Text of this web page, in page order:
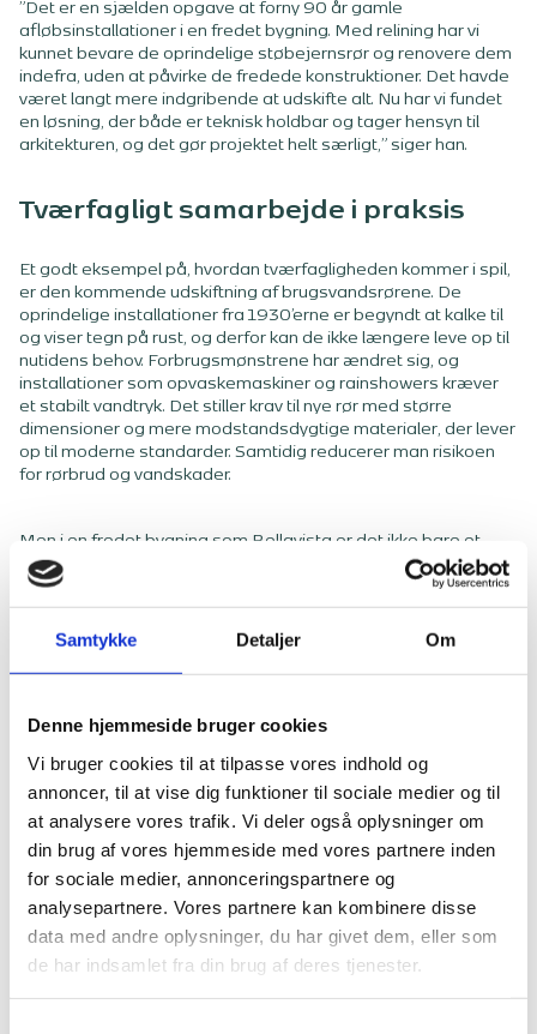
Samtykke Detaljer Om
Denne hjemmeside bruger cookies
Vi bruger cookies til at tilpasse vores indhold og
annoncer, til at vise dig funktioner til sociale medier og til
at analysere vores trafik. Vi deler også oplysninger om
din brug af vores hjemmeside med vores partnere inden
for sociale medier, annonceringspartnere og
analysepartnere. Vores partnere kan kombinere disse
data med andre oplysninger, du har givet dem, eller som
de har indsamlet fra din brug af deres tjenester.
”Det er en sjælden opgave at forny 90 år gamle
afløbsinstallationer i en fredet bygning. Med relining har vi
kunnet bevare de oprindelige støbejernsrør og renovere dem
indefra, uden at påvirke de fredede konstruktioner. Det havde
været langt mere indgribende at udskifte alt. Nu har vi fundet
en løsning, der både er teknisk holdbar og tager hensyn til
arkitekturen, og det gør projektet helt særligt,” siger han.
Tværfagligt samarbejde i praksis
Et godt eksempel på, hvordan tværfagligheden kommer i spil,
er den kommende udskiftning af brugsvandsrørene. De
oprindelige installationer fra 1930’erne er begyndt at kalke til
og viser tegn på rust, og derfor kan de ikke længere leve op til
nutidens behov. Forbrugsmønstrene har ændret sig, og
installationer som opvaskemaskiner og rainshowers kræver
et stabilt vandtryk. Det stiller krav til nye rør med større
dimensioner og mere modstandsdygtige materialer, der lever
op til moderne standarder. Samtidig reducerer man risikoen
for rørbrud og vandskader.
Men i en fredet bygning som Bellavista er det ikke bare et
spørgsmål om teknik. Rørene er ofte synlige og en integreret
del af den arkitektoniske helhed, og derfor skal Slots- og
Kulturstyrelsen godkende ændringerne.
Det er netop i situationer som disse, hvor det tværfaglige
med den tekniske løsning, og Mette med myndigheds­
At bygge videre på historien
der både er fagligt solide og praktisk anvendelige. For Bang &
Beenfeldt handler projektet på Bellavista om at sikre
kulturarven, uden at gå på kompromis med funktionalitet og
komfort for beboerne.